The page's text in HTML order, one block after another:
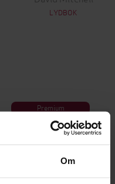
Om
LYDBOK
Premium
Første gang på tilbud